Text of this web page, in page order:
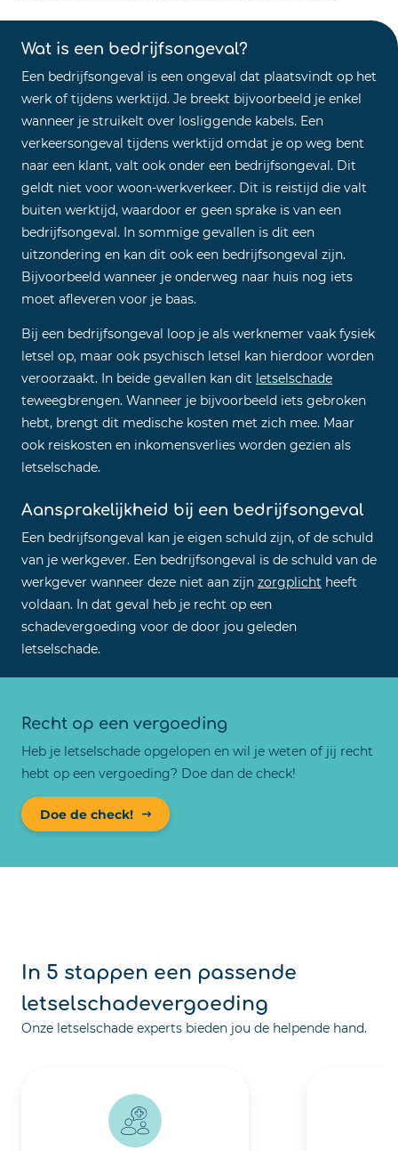
Wat is een bedrijfsongeval?
Een bedrijfsongeval is een ongeval dat plaatsvindt op het
werk of tijdens werktijd. Je breekt bijvoorbeeld je enkel
wanneer je struikelt over losliggende kabels. Een
verkeersongeval tijdens werktijd omdat je op weg bent
naar een klant, valt ook onder een bedrijfsongeval. Dit
geldt niet voor woon-werkverkeer. Dit is reistijd die valt
buiten werktijd, waardoor er geen sprake is van een
bedrijfsongeval. In sommige gevallen is dit een
uitzondering en kan dit ook een bedrijfsongeval zijn.
Bijvoorbeeld wanneer je onderweg naar huis nog iets
moet afleveren voor je baas.
Bij een bedrijfsongeval loop je als werknemer vaak fysiek
letsel op, maar ook psychisch letsel kan hierdoor worden
veroorzaakt. In beide gevallen kan dit letselschade
teweegbrengen. Wanneer je bijvoorbeeld iets gebroken
hebt, brengt dit medische kosten met zich mee. Maar
ook reiskosten en inkomensverlies worden gezien als
letselschade.
Aansprakelijkheid bij een bedrijfsongeval
Een bedrijfsongeval kan je eigen schuld zijn, of de schuld
van je werkgever. Een bedrijfsongeval is de schuld van de
werkgever wanneer deze niet aan zijn zorgplicht heeft
voldaan. In dat geval heb je recht op een
schadevergoeding voor de door jou geleden
letselschade.
Recht op een vergoeding
Heb je letselschade opgelopen en wil je weten of jij recht
hebt op een vergoeding? Doe dan de check!
Doe de check!
In 5 stappen een passende
letselschadevergoeding
Onze letselschade experts bieden jou de helpende hand.